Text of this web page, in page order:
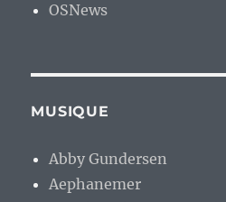
OSNews
MUSIQUE
Abby Gundersen
Aephanemer